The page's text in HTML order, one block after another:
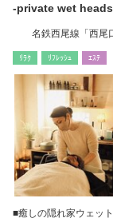
-private wet
名鉄西尾線「西尾
ﾘﾗｸ ﾘﾌﾚｯｼｭ ｴｽﾃ
■癒しの隠れ家ウェッ